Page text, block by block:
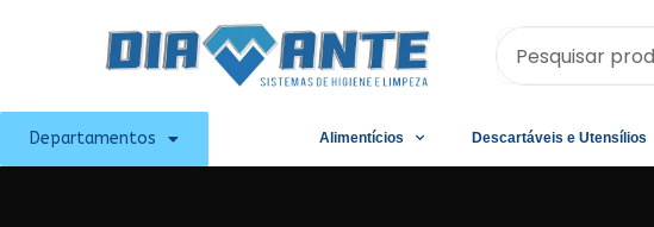
Departamentos Alimentícios Descartáveis e Utensílios